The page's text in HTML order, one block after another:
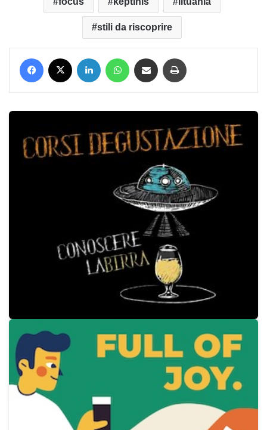
stili da riscoprire
Facebook LinkedIn WhatsApp Condividi via mail